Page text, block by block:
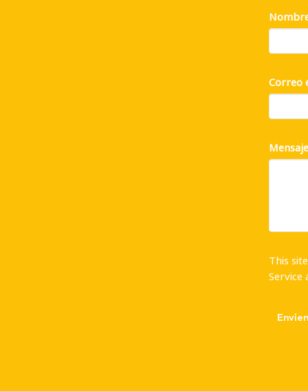
Correo
Mensaje
This
Service